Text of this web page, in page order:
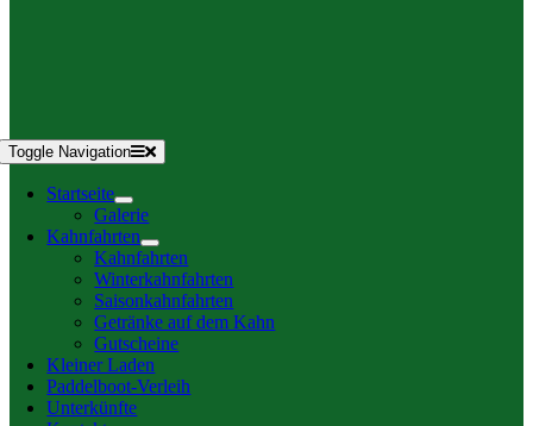
Toggle Navigation
Startseite
Galerie
Kahnfahrten
Kahnfahrten
Winterkahnfahrten
Saisonkahnfahrten
Getränke auf dem Kahn
Gutscheine
Kleiner Laden
Paddelboot-Verleih
Unterkünfte